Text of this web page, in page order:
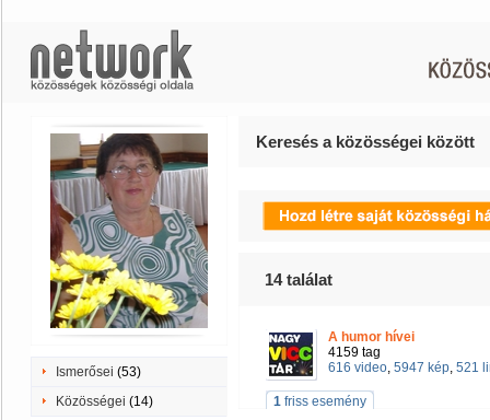
Ismerősei (53)
Közösségei (14)
Keresés a közösségei között
14találat
A humor hívei
4159 tag
616 video, 5947 kép, 521
1 friss esemény